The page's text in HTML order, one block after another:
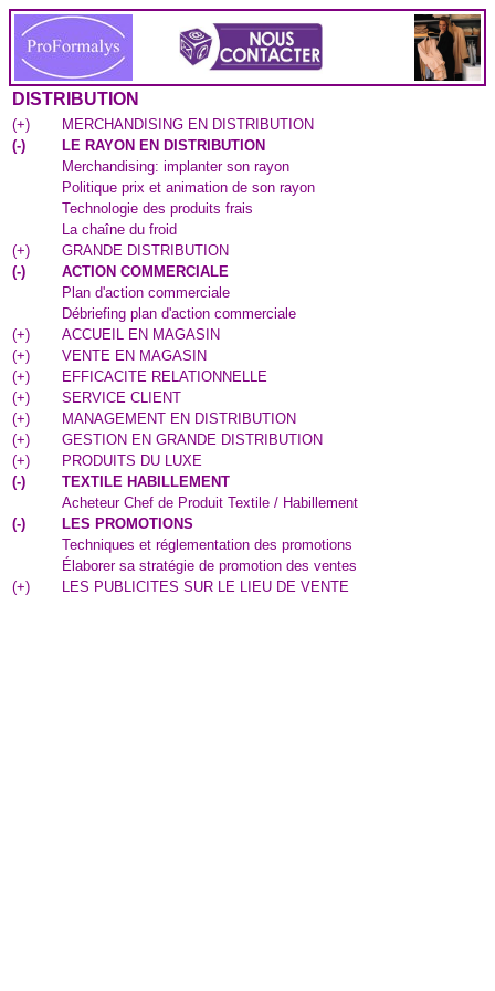
DISTRIBUTION
(+)
MERCHANDISING EN DISTRIBUTION
(-)
LE RAYON EN DISTRIBUTION
Merchandising: implanter son rayon
Politique prix et animation de son rayon
Technologie des produits frais
La chaîne du froid
(+)
GRANDE DISTRIBUTION
(-)
ACTION COMMERCIALE
Plan d'action commerciale
Débriefing plan d'action commerciale
(+)
ACCUEIL EN MAGASIN
(+)
VENTE EN MAGASIN
(+)
EFFICACITE RELATIONNELLE
(+)
SERVICE CLIENT
(+)
MANAGEMENT EN DISTRIBUTION
(+)
GESTION EN GRANDE DISTRIBUTION
(+)
PRODUITS DU LUXE
(-)
TEXTILE HABILLEMENT
Acheteur Chef de Produit Textile / Habillement
(-)
LES PROMOTIONS
Techniques et réglementation des promotions
Élaborer sa stratégie de promotion des ventes
(+) LES PUBLICITES SUR LE LIEU DE VENTE